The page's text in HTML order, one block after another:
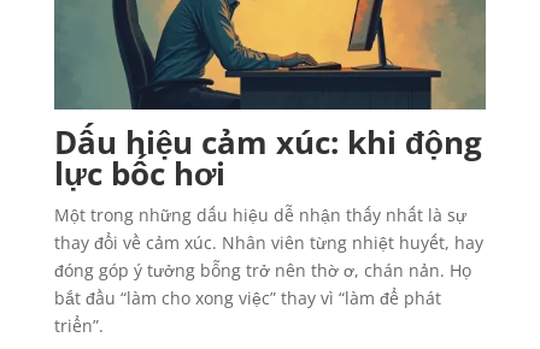
Dấu hiệu cảm xúc: khi động
lực bốc hơi
Một trong những dấu hiệu dễ nhận thấy nhất là sự
thay đổi về cảm xúc. Nhân viên từng nhiệt huyết, hay
đóng góp ý tưởng bỗng trở nên thờ ơ, chán nản. Họ
bắt đầu “làm cho xong việc” thay vì “làm để phát
triển”.